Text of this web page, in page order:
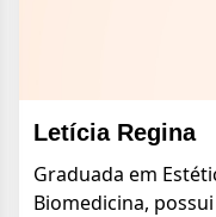
Letícia Regina
Graduada em
Biomedicina,